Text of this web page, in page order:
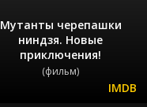
Мутанты черепашки
ниндзя. Новые
приключения!
(фильм)